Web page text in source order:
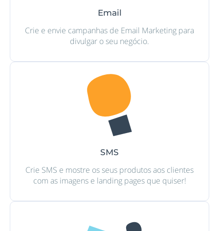
Email
Crie e envie campanhas de Email Marketing para
divulgar o seu negócio.
SMS
Crie SMS e mostre os seus produtos aos clientes
com as imagens e landing pages que quiser!